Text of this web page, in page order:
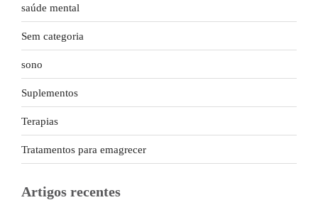
saúde mental
Sem categoria
sono
Suplementos
Terapias
Tratamentos para emagrecer
Artigos recentes